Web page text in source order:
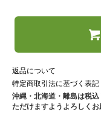
返品について
特定商取引法に基づく表記
沖縄・北海道・離島は税
ただけますようよろしくお